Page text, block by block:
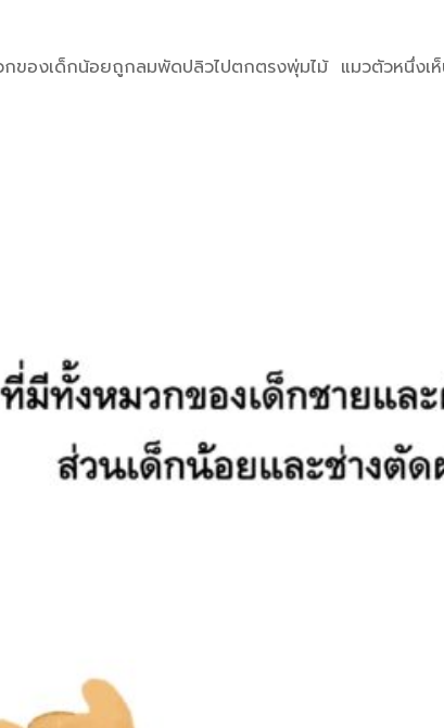
กของเด็กน้อยถูกลมพัดปลิวไปตกตรงพุ่มไม้ แมวตัวหนึ่ง